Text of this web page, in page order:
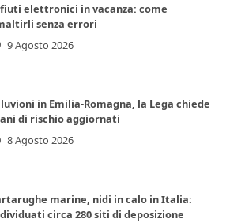
elettronici in vacanza: come
senza errori
9 Agosto 2026
in Emilia-Romagna, la Lega chiede
di rischio aggiornati
8 Agosto 2026
marine, nidi in calo in Italia:
circa 280 siti di deposizione